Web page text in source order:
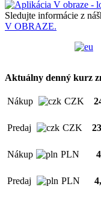
Sledujte informácie z
V OBRAZE.
Aktuálny denný kurz
Nákup CZK
Predaj CZK
Nákup PLN
Predaj PLN